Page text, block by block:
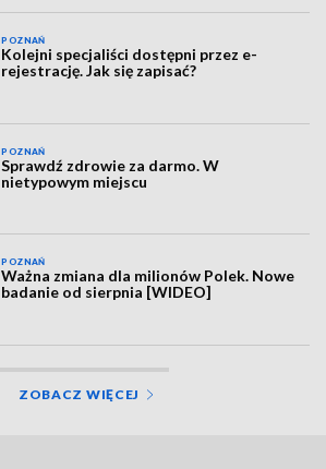
POZNAŃ
Kolejni specjaliści dostępni przez e-
rejestrację. Jak się zapisać?
POZNAŃ
Sprawdź zdrowie za darmo. W
nietypowym miejscu
POZNAŃ
Ważna zmiana dla milionów Polek. Nowe
badanie od sierpnia [WIDEO]
ZOBACZ WIĘCEJ